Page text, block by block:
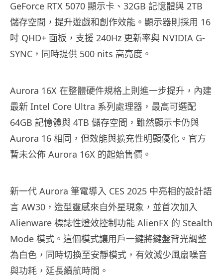
GeForce RTX 5070 顯示卡、32GB 記憶體與 2TB
儲存空間，提升遊戲和創作效能。顯示器則採用 16
吋 QHD+ 面板，支援 240Hz 更新率與 NVIDIA G-
SYNC，同時提供 500 nits 高亮度。
Aurora 16X 在整體硬件規格上則進一步提升，內建
最新 Intel Core Ultra 系列處理器，最高可選配
64GB 記憶體與 4TB 儲存空間，雖然顯示卡仍與
Aurora 16 相同，但效能與擴充性明顯優化。官方
暫未公佈 Aurora 16X 的起始售價。
新一代 Aurora 筆電導入 CES 2025 中亮相的設計語
言 AW30，造型靈感來自外星現象，並首次加入
Alienware 標誌性燈效控制功能 AlienFX 的 Stealth
Mode 模式。這個模式讓用戶一鍵將鍵盤背光調整
為白色，同時切換至安靜模式，有效減少風扇噪音
與功耗，延長續航時間。